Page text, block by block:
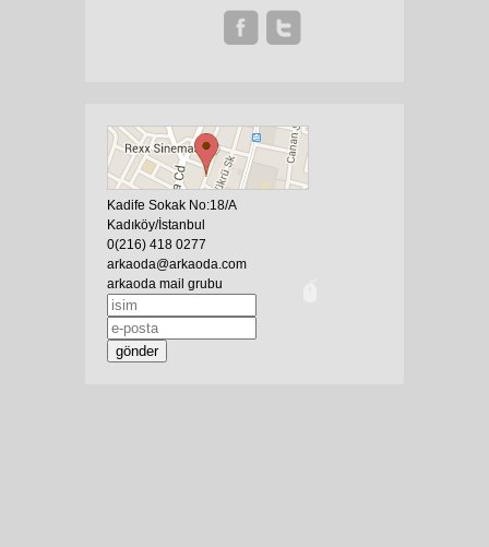
Kadife Sokak No:18/A
Kadıköy/İstanbul
0(216) 418 0277
arkaoda@arkaoda.com
arkaoda mail grubu